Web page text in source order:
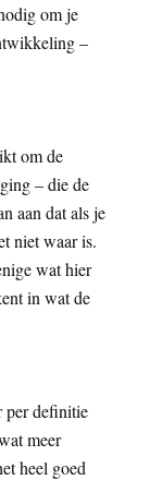
om je
–
om de
– die de
aan dat als je
niet waar is.
wat hier
in wat de
per definitie
meer
heel goed